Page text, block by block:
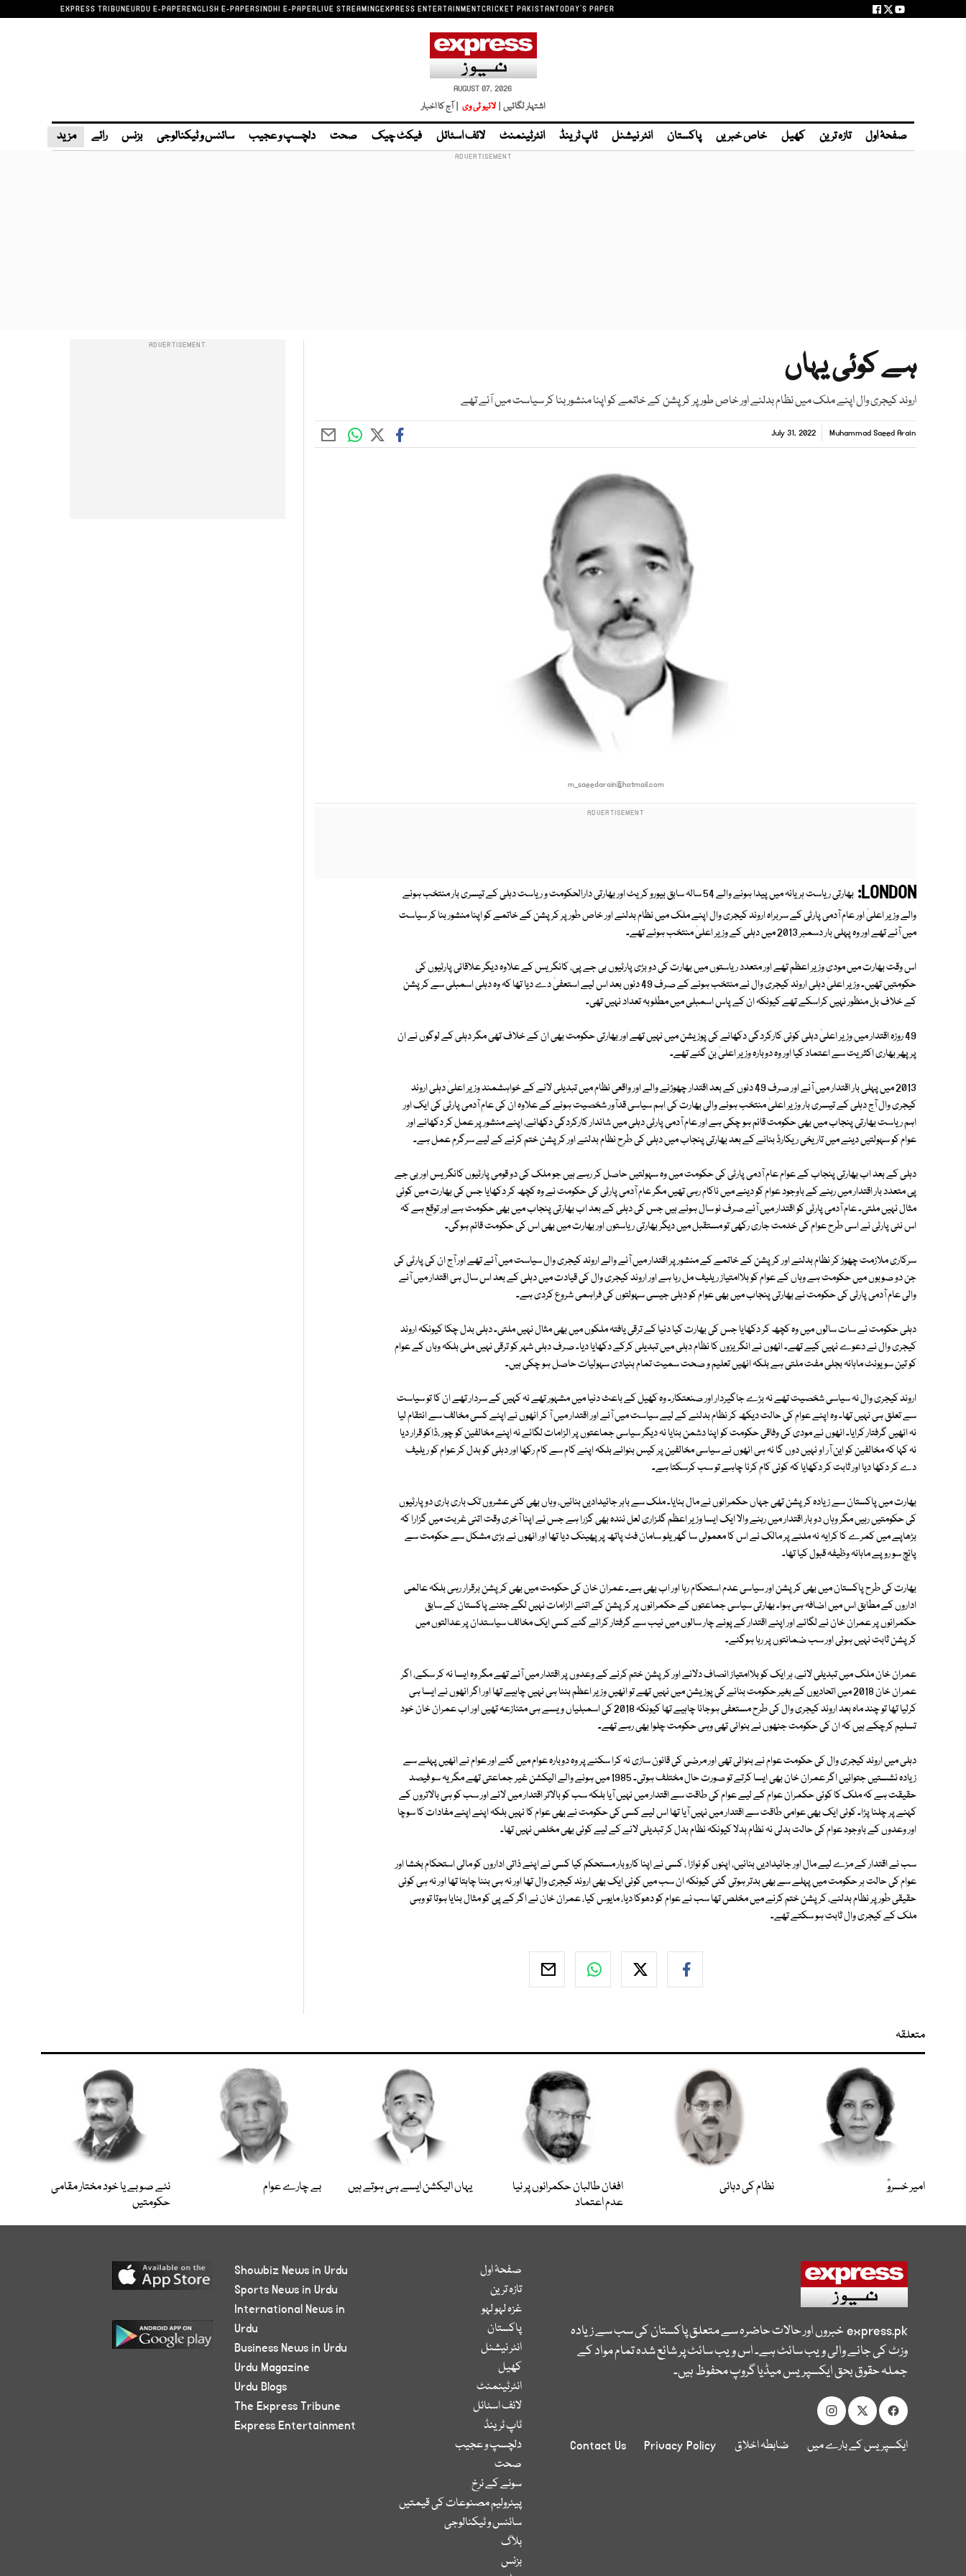
EXPRESS TRIBUNEURDU E-PAPERENGLISH E-PAPERSINDHI E-PAPERLIVE STREAMINGEXPRESS ENTERTAINMENTCRICKET PAKISTANTODAY'S PAPER
AUGUST 07, 2026
اشتہار لگائیں | لائیو ٹی وی | آج کا اخبار
صفحۂ اول تازہ ترین کھیل خاص خبریں پاکستان انٹر نیشنل ٹاپ ٹرینڈ انٹرٹینمنٹ لائف اسٹائل فیکٹ چیک صحت دلچسپ و عجیب سائنس و ٹیکنالوجی بزنس رائے مزید
ہے کوئی یہاں
اروند کیجری وال اپنے ملک میں نظام بدلنے اور خاص طور پر کرپشن کے خاتمے کو اپنا منشور بنا کر سیاست میں آئے تھے
Muhammad Saeed Arain
July 31, 2022
m_saeedarain@hotmail.com
LONDON:
بھارتی ریاست ہریانہ میں پیدا ہونے والے 54 سالہ سابق بیورو کریٹ اور بھارتی دارالحکومت و ریاست دہلی کے تیسری بار منتخب ہونے
والے وزیر اعلیٰ اور عام آدمی پارٹی کے سربراہ اروند کیجری وال اپنے ملک میں نظام بدلنے اور خاص طور پر کرپشن کے خاتمے کو اپنا منشور بنا کر سیاست
میں آئے تھے اور وہ پہلی بار دسمبر 2013 میں دہلی کے وزیر اعلیٰ منتخب ہوئے تھے۔
اس وقت بھارت میں مودی وزیر اعظم تھے اور متعدد ریاستوں میں بھارت کی دو بڑی پارٹیوں بی جے پی، کانگریس کے علاوہ دیگر علاقائی پارٹیوں کی
حکومتیں تھیں۔ وزیر اعلیٰ دہلی اروند کیجری وال نے منتخب ہونے کے صرف 49 دنوں بعد اس لیے استعفیٰ دے دیا تھا کہ وہ دہلی اسمبلی سے کرپشن
کے خلاف بل منظور نہیں کراسکے تھے کیونکہ ان کے پاس اسمبلی میں مطلوبہ تعداد نہیں تھی۔
49 روزہ اقتدار میں وزیر اعلیٰ دہلی کوئی کارکردگی دکھانے کی پوزیشن میں نہیں تھے اور بھارتی حکومت بھی ان کے خلاف تھی مگر دہلی کے لوگوں نے ان
پر پھر بھاری اکثریت سے اعتماد کیا اور وہ دوبارہ وزیر اعلیٰ بن گئے تھے۔
2013 میں پہلی بار اقتدار میں آنے اور صرف 49 دنوں کے بعد اقتدار چھوڑنے والے اور واقعی نظام میں تبدیلی لانے کے خواہشمند وزیر اعلیٰ دہلی اروند
کیجری وال آج دہلی کے تیسری بار وزیر اعلیٰ منتخب ہونے والی بھارت کی اہم سیاسی قدآور شخصیت ہونے کے علاوہ ان کی عام آدمی پارٹی کی ایک اور
اہم ریاست بھارتی پنجاب میں بھی حکومت قائم ہو چکی ہے اور عام آدمی پارٹی دہلی میں شاندار کارکردگی دکھانے، اپنے منشور پر عمل کر دکھانے اور
عوام کو سہولتیں دینے میں تاریخی ریکارڈ بنانے کے بعد بھارتی پنجاب میں دہلی کی طرح نظام بدلنے اور کرپشن ختم کرنے کے لیے سرگرم عمل ہے۔
دہلی کے بعد اب بھارتی پنجاب کے عوام عام آدمی پارٹی کی حکومت میں وہ سہولتیں حاصل کر رہے ہیں جو ملک کی دو قومی پارٹیوں کانگریس اور بی جے
پی متعدد بار اقتدار میں رہنے کے باوجود عوام کو دینے میں ناکام رہی تھیں مگر عام آدمی پارٹی کی حکومت نے وہ کچھ کر دکھایا جس کی بھارت میں کوئی
مثال نہیں ملتی۔ عام آدمی پارٹی کو اقتدار میں آئے صرف نو سال ہوئے ہیں جس کی دہلی کے بعد اب بھارتی پنجاب میں بھی حکومت ہے اور توقع ہے کہ
اس نئی پارٹی نے اسی طرح عوام کی خدمت جاری رکھی تو مستقبل میں دیگر بھارتی ریاستوں اور بھارت میں بھی اس کی حکومت قائم ہوگی۔
سرکاری ملازمت چھوڑ کر نظام بدلنے اور کرپشن کے خاتمے کے منشور پر اقتدار میں آنے والے اروند کیجری وال سیاست میں آئے تھے اور آج ان کی پارٹی کی
جن دو صوبوں میں حکومت ہے وہاں کے عوام کو بلاامتیاز ریلیف مل رہا ہے اور اروند کیجری وال کی قیادت میں دہلی کے بعد اس سال ہی اقتدار میں آنے
والی عام آدمی پارٹی کی حکومت نے بھارتی پنجاب میں بھی عوام کو دہلی جیسی سہولتوں کی فراہمی شروع کردی ہے۔
دہلی حکومت نے سات سالوں میں وہ کچھ کر دکھایا جس کی بھارت کیا دنیا کے ترقی یافتہ ملکوں میں بھی مثال نہیں ملتی۔ دہلی بدل چکا کیونکہ اروند
کیجری وال نے دعوے نہیں کیے تھے۔ انھوں نے انگریزوں کا نظام دہلی میں تبدیلی کرکے دکھایا دیا۔ صرف دہلی شہر کو ترقی نہیں ملی بلکہ وہاں کے عوام
کو تین سو یونٹ ماہانہ بجلی مفت ملتی ہے بلکہ انھیں تعلیم و صحت سمیت تمام بنیادی سہولیات حاصل ہو چکی ہیں۔
اروند کیجری وال نہ سیاسی شخصیت تھے نہ بڑے جاگیردار اور صنعتکار۔ وہ کھیل کے باعث دنیا میں مشہور تھے نہ کہیں کے سردار تھے ان کا تو سیاست
سے تعلق ہی نہیں تھا۔ وہ اپنے عوام کی حالت دیکھ کر نظام بدلنے کے لیے سیاست میں آئے اور اقتدار میں آ کر انھوں نے اپنے کسی مخالف سے انتقام لیا
نہ انھیں گرفتار کرایا۔ انھوں نے مودی کی وفاقی حکومت کو اپنا دشمن بنایا نہ دیگر سیاسی جماعتوں پر الزامات لگائے نہ اپنے مخالفین کو چور ،ڈاکو قرار دیا
نہ کہا کہ مخالفین کو این آر او نہیں دوں گا نہ ہی انھوں نے سیاسی مخالفین پر کیس بنوائے بلکہ اپنے کام سے کام رکھا اور دہلی کو بدل کر عوام کو ریلیف
دے کر دکھا دیا اور ثابت کر دکھایا کہ کوئی کام کرنا چاہے تو سب کرسکتا ہے۔
بھارت میں پاکستان سے زیادہ کرپشن تھی جہاں حکمرانوں نے مال بنایا۔ ملک سے باہر جائیدادیں بنائیں، وہاں بھی کئی عشروں تک باری باری دو پارٹیوں
کی حکومتیں رہیں مگر وہاں دو بار اقتدار میں رہنے والا ایک ایسا وزیر اعظم گلزاری لعل نندہ بھی گزرا ہے جس نے اپنا آخری وقت اتنی غربت میں گزارا کہ
بڑھاپے میں کمرے کا کرایہ نہ ملنے پر مالک نے اس کا معمولی سا گھریلو سامان فٹ پاتھ پر پھینک دیا تھا اور انھوں نے بڑی مشکل سے حکومت سے
پانچ سو روپے ماہانہ وظیفہ قبول کیا تھا۔
بھارت کی طرح پاکستان میں بھی کرپشن اور سیاسی عدم استحکام رہا اور اب بھی ہے۔ عمران خان کی حکومت میں بھی کرپشن برقرار رہی بلکہ عالمی
اداروں کے مطابق اس میں اضافہ ہی ہوا۔ بھارتی سیاسی جماعتوں کے حکمرانوں پر کرپشن کے اتنے الزامات نہیں لگے جتنے پاکستان کے سابق
حکمرانوں پر عمران خان نے لگائے اور اپنے اقتدار کے پونے چار سالوں میں نیب سے گرفتار کرائے گئے کسی ایک مخالف سیاستدان پر عدالتوں میں
کرپشن ثابت نہیں ہوئی اور سب ضمانتوں پر رہا ہوگئے۔
عمران خان ملک میں تبدیلی لانے، ہر ایک کو بلاامتیاز انصاف دلانے اور کرپشن ختم کرنے کے وعدوں پر اقتدار میں آئے تھے مگر وہ ایسا نہ کر سکے، اگر
عمران خان 2018 میں اتحادیوں کے بغیر حکومت بنانے کی پوزیشن میں نہیں تھے تو انھیں وزیر اعظم بننا ہی نہیں چاہیے تھا اور اگر انھوں نے ایسا ہی
کرلیا تھا تو چند ماہ بعد اروند کیجری وال کی طرح مستعفی ہوجانا چاہیے تھا کیونکہ 2018 کی اسمبلیاں ویسے ہی متنازعہ تھیں اور اب عمران خان خود
تسلیم کرچکے ہیں کہ ان کی حکومت جنھوں نے بنوائی تھی وہی حکومت چلوا بھی رہے تھے۔
دہلی میں اروند کیجری وال کی حکومت عوام نے بنوائی تھی اور مرضی کی قانون سازی نہ کرا سکنے پر وہ دوبارہ عوام میں گئے اور عوام نے انھیں پہلے سے
زیادہ نشستیں جتوائیں اگر عمران خان بھی ایسا کرتے تو صورت حال مختلف ہوتی۔ 1985 میں ہونے والے الیکشن غیر جماعتی تھے مگر یہ سو فیصد
حقیقت ہے کہ ملک کا کوئی حکمران عوام کے لیے عوام کی طاقت سے اقتدار میں نہیں آیا بلکہ سب کو بالاتر اقتدار میں لائے اور سب کو ہی بالاتروں کے
کہنے پر چلنا پڑا۔ کوئی ایک بھی عوامی طاقت سے اقتدار میں نہیں آیا تھا اس لیے کسی کی حکومت نے بھی عوام کا نہیں بلکہ اپنے اپنے مفادات کا سوچا
اور وعدوں کے باوجود عوام کی حالت بدلی نہ نظام بدلا کیونکہ نظام بدل کر تبدیلی لانے کے لیے کوئی بھی مخلص نہیں تھا۔
سب نے اقتدار کے مزے لیے مال اور جائیدادیں بنائیں، اپنوں کو نوازا ، کسی نے اپنا کاروبار مستحکم کیا کسی نے اپنے ذاتی اداروں کو مالی استحکام بخشا اور
عوام کی حالت ہر حکومت میں پہلے سے بھی بدتر ہوتی گئی کیونکہ ان سب میں کوئی ایک بھی اروند کیجری وال تھا اور نہ ہی بننا چاہتا تھا اور نہ ہی کوئی
حقیقی طور پر نظام بدلنے، کرپشن ختم کرنے میں مخلص تھا سب نے عوام کو دھوکا دیا، مایوس کیا، عمران خان نے اگر کے پی کو مثال بنایا ہوتا تو وہی
ملک کے کیجری وال ثابت ہو سکتے تھے۔
متعلقہ
امیر خسروؒ نظام کی دہائی
افغان طالبان حکمرانوں پر نیا
عدم اعتماد
یہاں الیکشن ایسے ہی ہوتے ہیں بے چارے عوام
نئے صوبے یا خود مختار مقامی
حکومتیں
express.pkخبروں اور حالات حاضرہ سے متعلق پاکستان کی سب سے زیادہ
وزٹ کی جانے والی ویب سائٹ ہے۔ اس ویب سائٹ پر شائع شدہ تمام مواد کے
جملہ حقوق بحق ایکسپریس میڈیا گروپ محفوظ ہیں۔
ایکسپریس کے بارے میں ضابطہ اخلاق Privacy Policy
Contact Us
صفحۂ اول
تازہ ترین
غزہ لہو لہو
پاکستان
انٹر نیشنل
کھیل
انٹرٹینمنٹ
لائف اسٹائل
ٹاپ ٹرینڈ
دلچسپ و عجیب
صحت
سونے کے نرخ
پیٹرولیم مصنوعات کی قیمتیں
سائنس و ٹیکنالوجی
بلاگ
بزنس
Showbiz News in Urdu
Sports News in Urdu
International News in
Urdu
Business News in Urdu
Urdu Magazine
Urdu Blogs
The Express Tribune
Express Entertainment